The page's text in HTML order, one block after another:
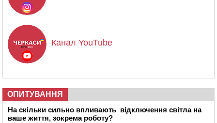
Канал YouTube
ОПИТУВАННЯ
На скільки сильно впливають відключення світла на
ваше життя, зокрема роботу?